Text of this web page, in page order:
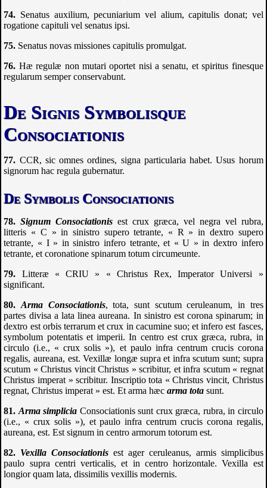
Senatus auxilium, pecuniarium vel alium, capitulis donat; vel
rogatione capituli vel senatus ipsi.
Senatus novas missiones capitulis promulgat.
Hæ regulæ non mutari oportet nisi a senatu, et spiritus finesque
regularum semper conservabunt.
De Signis Symbolisque
Consociationis
CCR, sic omnes ordines, signa particularia habet. Usus horum
signorum hac regula gubernatur.
De Symbolis Consociationis
Signum Consociationis est crux græca, vel negra vel rubra,
litteris « C » in sinistro supero tetrante, « R » in dextro supero
tetrante, « I » in sinistro infero tetrante, et « U » in dextro infero
tetrante, et coronatione spinarum totum circumeunte.
Litteræ « CRIU » « Christus Rex, Imperator Universi »
significant.
Arma Consociationis, tota, sunt scutum ceruleanum, in tres
partes divisa a lata linea aureana. In sinistro est corona spinarum; in
dextro est orbis terrarum et crux in cacumine suo; et infero est fasces,
symbolum potentatis et imperii. In centro est crux græca, rubra, in
circulo (i.e., « crux solis »), et paulo infra centrum crucis corona
regalis, aureana, est. Vexillæ longæ supra et infra scutum sunt; supra
scutum « Christus vincit Christus » scribitur, et infra scutum « regnat
Christus imperat » scribitur. Inscriptio tota « Christus vincit, Christus
regnat, Christus imperat » est. Et arma hæcarma tota sunt.
Arma simplicia Consociationis sunt crux græca, rubra, in circulo
(i.e., « crux solis »), et paulo infra centrum crucis corona regalis,
aureana, est. Est signum in centro armorum totorum est.
Vexilla Consociationis est ager ceruleanus, armis simplicibus
paulo supra centri verticalis, et in centro horizontale. Vexilla est
longior quam lata, dissimilis vexillis modernis.